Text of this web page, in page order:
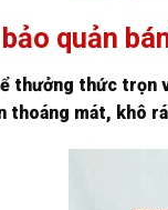
quản
thưởng thức trọn
thoáng mát, khô